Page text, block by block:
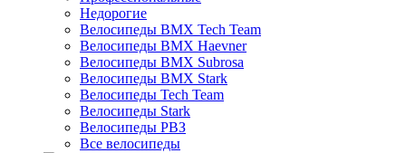
Недорогие
Велосипеды BMX Tech Team
Велосипеды BMX Haevner
Велосипеды BMX Subrosa
Велосипеды BMX Stark
Велосипеды Tech Team
Велосипеды Stark
Велосипеды РВЗ
Все велосипеды